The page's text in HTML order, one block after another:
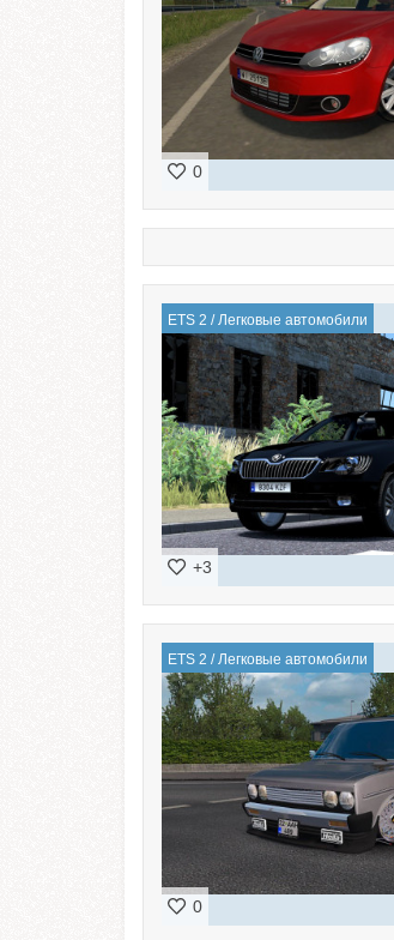
0
ETS 2 / Легковые автомобили
+3
ETS 2 / Легковые автомобили
0